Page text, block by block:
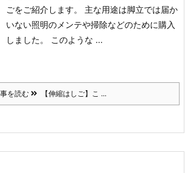
ごをご紹介します。
主な用途は脚立では届か
いない照明のメンテや掃除などのために購入
しました。
このような ...
を読む 【伸縮はしご】こ ...